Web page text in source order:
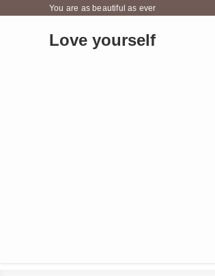
You are as beautiful as ever
Love yourself